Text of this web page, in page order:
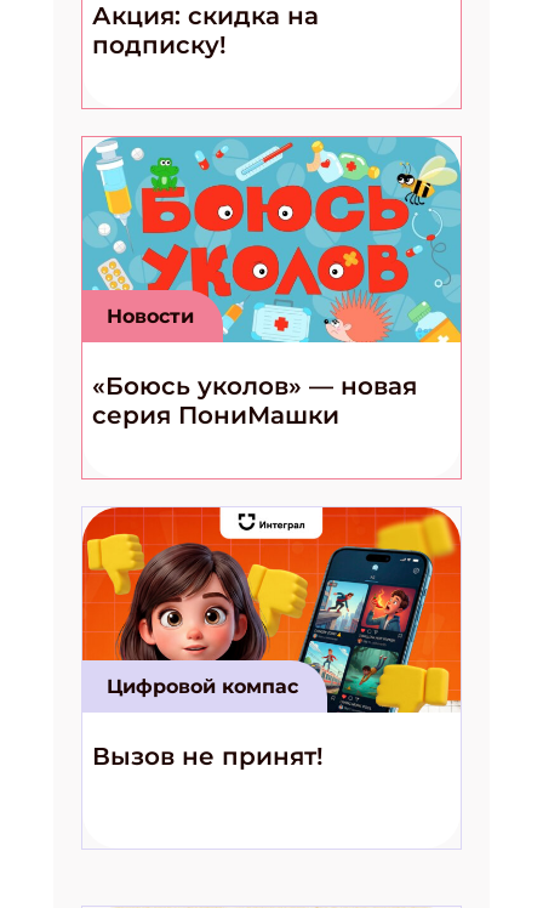
Акция: скидка на
подписку!
Новости
«Боюсь уколов» — новая
серия ПониМашки
Цифровой компас
Вызов не принят!